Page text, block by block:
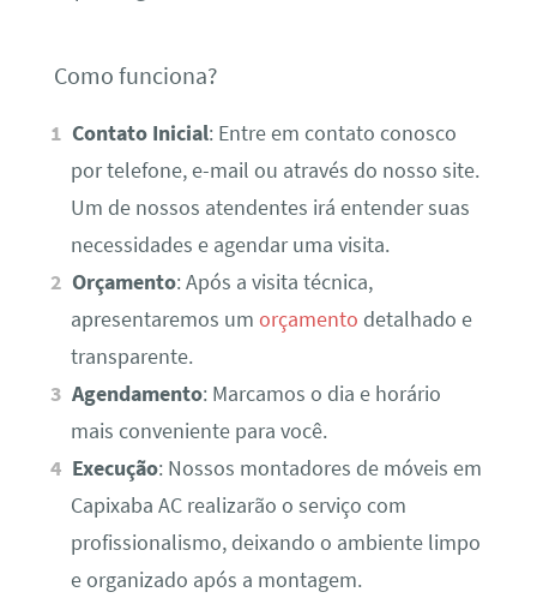
Como funciona?
Contato Inicial: Entre em contato conosco
por telefone, e-mail ou através do nosso site.
Um de nossos atendentes irá entender suas
necessidades e agendar uma visita.
Orçamento: Após a visita técnica,
apresentaremos um orçamento detalhado e
transparente.
Agendamento: Marcamos o dia e horário
mais conveniente para você.
Execução: Nossos montadores de móveis em
Capixaba AC realizarão o serviço com
profissionalismo, deixando o ambiente limpo
e organizado após a montagem.